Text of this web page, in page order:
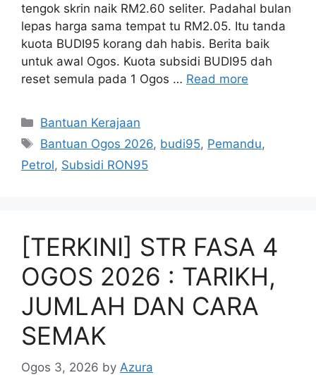
tengok skrin naik RM2.60 seliter. Padahal bulan
lepas harga sama tempat tu RM2.05. Itu tanda
kuota BUDI95 korang dah habis. Berita baik
untuk awal Ogos. Kuota subsidi BUDI95 dah
reset semula pada 1 Ogos … Read more
Categories
Bantuan Kerajaan
Tags
Bantuan Ogos 2026, budi95, Pemandu,
Petrol, Subsidi RON95
[TERKINI] STR FASA 4
OGOS 2026 : TARIKH,
JUMLAH DAN CARA
SEMAK
Ogos 3, 2026 by Azura